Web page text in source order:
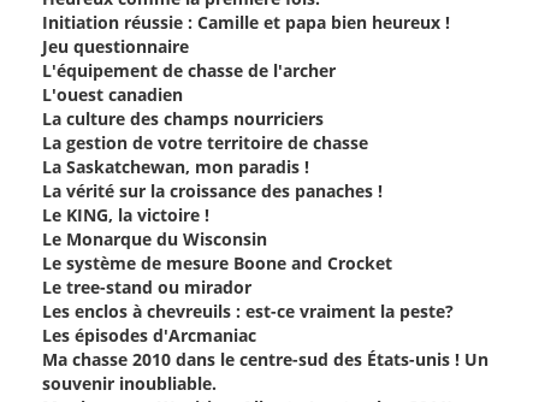
Initiation réussie : Camille et papa bien heureux !
Jeu questionnaire
L'équipement de chasse de l'archer
L'ouest canadien
La culture des champs nourriciers
La gestion de votre territoire de chasse
La Saskatchewan, mon paradis !
La vérité sur la croissance des panaches !
Le KING, la victoire !
Le Monarque du Wisconsin
Le système de mesure Boone and Crocket
Le tree-stand ou mirador
Les enclos à chevreuils : est-ce vraiment la peste?
Les épisodes d'Arcmaniac
Ma chasse 2010 dans le centre-sud des États-unis ! Un
souvenir inoubliable.